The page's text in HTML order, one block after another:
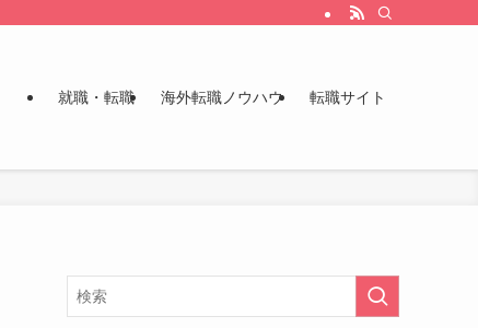
就職・転職 海外転職ノウハウ 転職サイト